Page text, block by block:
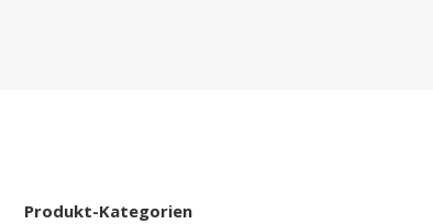
Produkt-Kategorien